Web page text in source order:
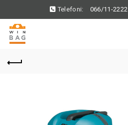
Telefoni: 066/11-2222